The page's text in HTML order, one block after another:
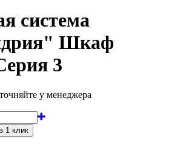
система
Шкаф
3
у менеджера